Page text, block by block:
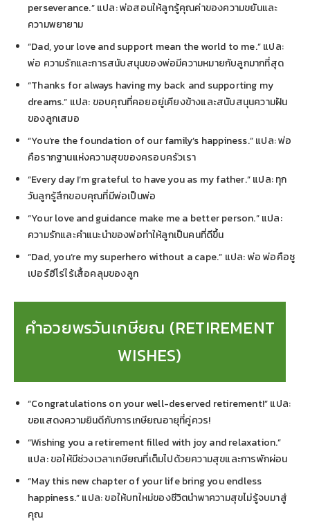
perseverance.” แปล: พ่อสอนให้ลูกรู้คุณค่าของความขยันและ
ความพยายาม
“Dad, your love and support mean the world to me.” แปล:
พ่อ ความรักและการสนับสนุนของพ่อมีความหมายกับลูกมากที่สุด
“Thanks for always having my back and supporting my
dreams.” แปล: ขอบคุณที่คอยอยู่เคียงข้างและสนับสนุนความฝัน
ของลูกเสมอ
“You’re the foundation of our family’s happiness.” แปล: พ่อ
คือรากฐานแห่งความสุขของครอบครัวเรา
“Every day I’m grateful to have you as my father.” แปล: ทุก
วันลูกรู้สึกขอบคุณที่มีพ่อเป็นพ่อ
“Your love and guidance make me a better person.” แปล:
ความรักและคำแนะนำของพ่อทำให้ลูกเป็นคนที่ดีขึ้น
“Dad, you’re my superhero without a cape.” แปล: พ่อ พ่อคือซู
เปอร์ฮีโร่ไร้เสื้อคลุมของลูก
คำอวยพรวันเกษียณ (RETIREMENT
WISHES)
“Congratulations on your well-deserved retirement!” แปล:
ขอแสดงความยินดีกับการเกษียณอายุที่คู่ควร!
“Wishing you a retirement filled with joy and relaxation.”
แปล: ขอให้มีช่วงเวลาเกษียณที่เต็มไปด้วยความสุขและการพักผ่อน
“May this new chapter of your life bring you endless
happiness.” แปล: ขอให้บทใหม่ของชีวิตนำพาความสุขไม่รู้จบมาสู่
คุณ